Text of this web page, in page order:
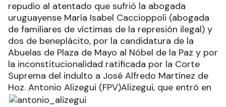
repudio al atentado que sufrió la abogada
uruguayense María Isabel Caccioppoli (abogada
de familiares de víctimas de la represión ilegal) y
dos de beneplácito, por la candidatura de la
Abuelas de Plaza de Mayo al Nóbel de la Paz y por
la inconstitucionalidad ratificada por la Corte
Suprema del indulto a José Alfredo Martínez de
Hoz. Antonio Alizegui (FPV)Alizegui, que entró en